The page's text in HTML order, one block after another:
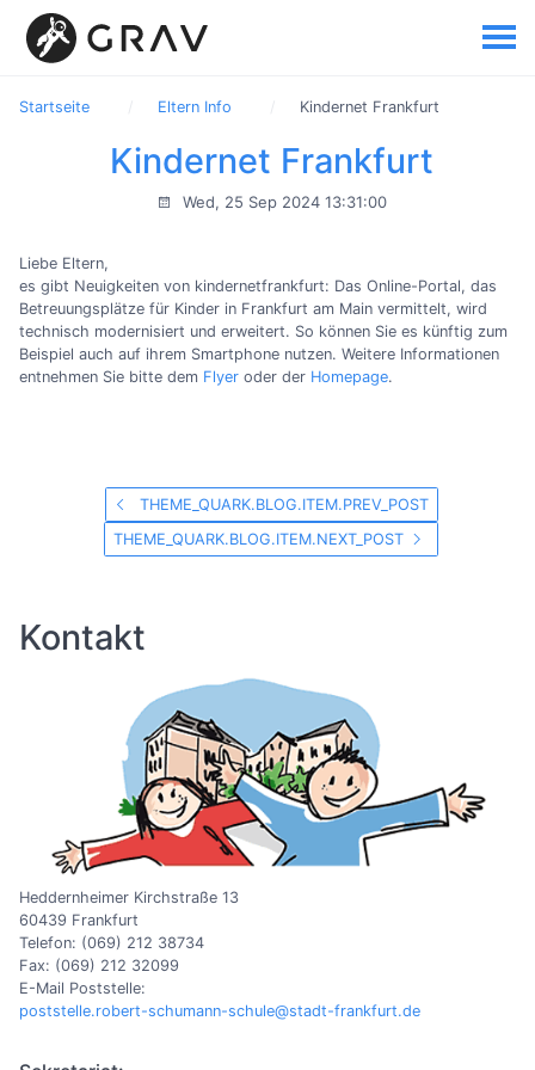
Startseite Eltern Info Kindernet Frankfurt
Kindernet Frankfurt
Wed, 25 Sep 2024 13:31:00
Liebe Eltern,
es gibt Neuigkeiten von kindernetfrankfurt: Das Online-Portal, das
Betreuungsplätze für Kinder in Frankfurt am Main vermittelt, wird
technisch modernisiert und erweitert. So können Sie es künftig zum
Beispiel auch auf ihrem Smartphone nutzen. Weitere Informationen
entnehmen Sie bitte dem Flyer oder der Homepage.
THEME_QUARK.BLOG.ITEM.PREV_POST
THEME_QUARK.BLOG.ITEM.NEXT_POST
Kontakt
Heddernheimer Kirchstraße 13
60439 Frankfurt
Telefon: (069) 212 38734
Fax: (069) 212 32099
E-Mail Poststelle:
poststelle.robert-schumann-schule@stadt-frankfurt.de